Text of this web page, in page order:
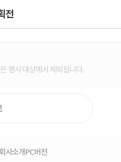
전
행사 대상에서 제외됩니다.
회사소개PC버전